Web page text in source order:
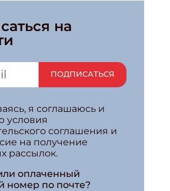
на
ПОДПИСАТЬСЯ
я соглашаюсь и
условия
соглашения и
на получение
рассылок.
оплаченный
номер по почте?